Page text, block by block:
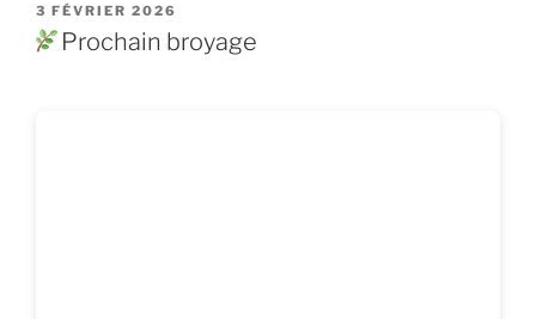
PUBLIÉ
LE
3 FÉVRIER 2026
Prochain broyage